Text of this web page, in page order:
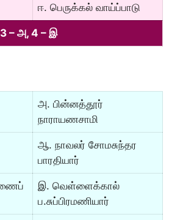
ஈ. பெருக்கல் வாய்ப்பாடு
– அ, 4 – இ
அ. பின்னத்தூர்
நாராயணசாமி
ஆ. நாவலர் சோமசுந்தர
பாரதியார்
இ. வெள்ளைக்கால்
ப.சுப்பிரமணியார்